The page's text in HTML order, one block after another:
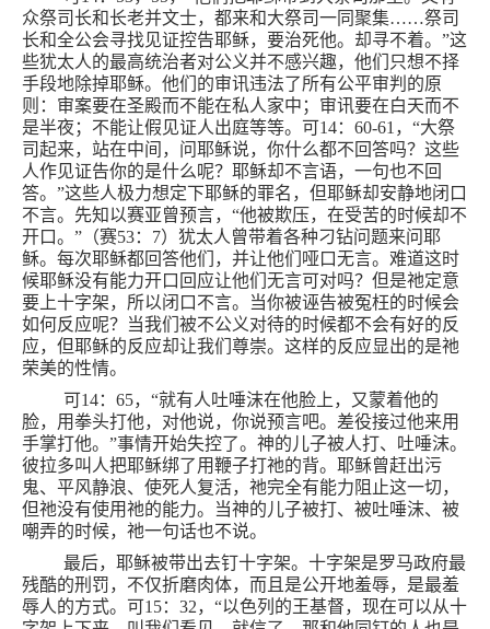
众祭司长和长老并文士，都来和大祭司一同聚集……祭司
长和全公会寻找见证控告耶稣，要治死他。却寻不着。”这
些犹太人的最高统治者对公义并不感兴趣，他们只想不择
手段地除掉耶稣。他们的审讯违法了所有公平审判的原
则：审案要在圣殿而不能在私人家中；审讯要在白天而不
是半夜；不能让假见证人出庭等等。可14： 60-61 ，“大祭
司起来，站在中间，问耶稣说，你什么都不回答吗？这些
人作见证告你的是什么呢？耶稣却不言语，一句也不回
答。”这些人极力想定下耶稣的罪名，但耶稣却安静地闭口
不言。先知以赛亚曾预言，“他被欺压，在受苦的时候却不
开口。”（赛53： 7）犹太人曾带着各种刁钻问题来问耶
稣。每次耶稣都回答他们，并让他们哑口无言。难道这时
候耶稣没有能力开口回应让他们无言可对吗？但是祂定意
要上十字架，所以闭口不言。当你被诬告被冤枉的时候会
如何反应呢？当我们被不公义对待的时候都不会有好的反
应，但耶稣的反应却让我们尊崇。这样的反应显出的是祂
荣美的性情。
可14： 65，“就有人吐唾沫在他脸上，又蒙着他的
脸，用拳头打他，对他说，你说预言吧。差役接过他来用
手掌打他。”事情开始失控了。神的儿子被人打、吐唾沫。
彼拉多叫人把耶稣绑了用鞭子打祂的背。耶稣曾赶出污
鬼、平风静浪、使死人复活，祂完全有能力阻止这一切，
但祂没有使用祂的能力。当神的儿子被打、被吐唾沫、被
嘲弄的时候，祂一句话也不说。
最后，耶稣被带出去钉十字架。十字架是罗马政府最
残酷的刑罚，不仅折磨肉体，而且是公开地羞辱，是最羞
辱人的方式。可15： 32，“以色列的王基督，现在可以从十